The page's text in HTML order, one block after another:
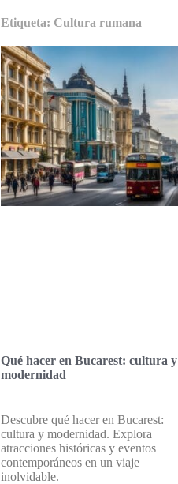
Etiqueta: Cultura rumana
Qué hacer en Bucarest: cultura y
modernidad
Descubre qué hacer en Bucarest:
cultura y modernidad. Explora
atracciones históricas y eventos
contemporáneos en un viaje
inolvidable.